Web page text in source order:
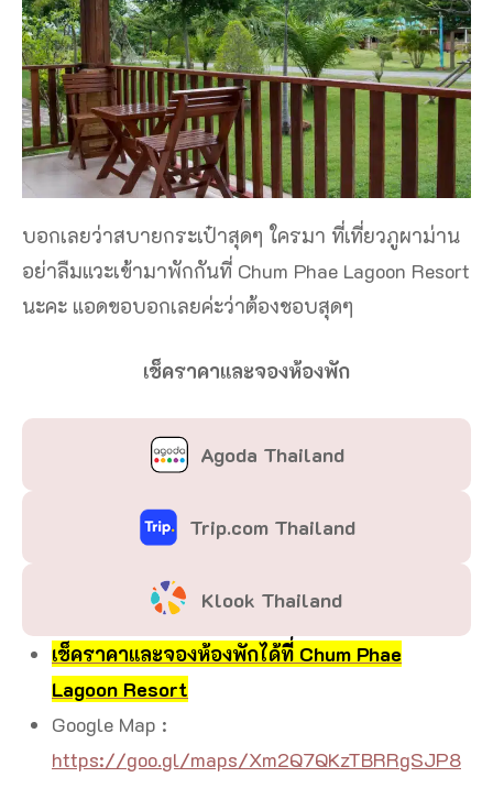
บอกเลยว่าสบายกระเป๋าสุดๆ ใครมา ที่เที่ยวภูผาม่าน
อย่าลืมแวะเข้ามาพักกันที่ Chum Phae Lagoon Resort
นะคะ แอดขอบอกเลยค่ะว่าต้องชอบสุดๆ
เช็คราคาและจองห้องพัก
Agoda Thailand
Trip.com Thailand
Klook Thailand
เช็คราคาและจองห้องพักได้ที่ Chum Phae
Lagoon Resort
Google Map :
https://goo.gl/maps/Xm2Q7QKzTBRRgSJP8